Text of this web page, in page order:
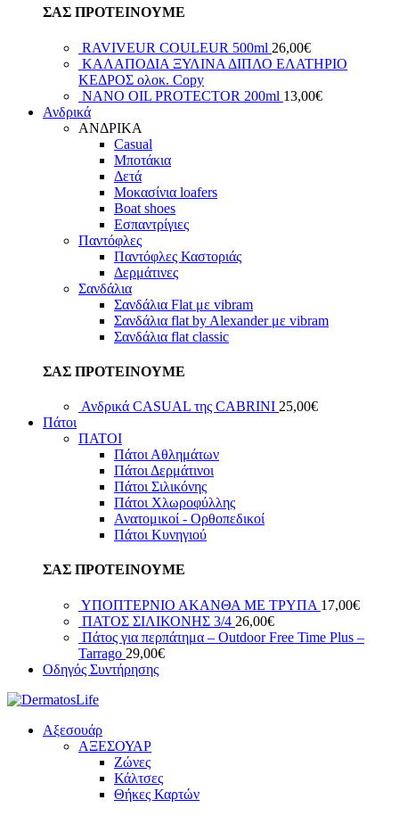
ΣΑΣ ΠΡΟΤΕΙΝΟΥΜΕ
RAVIVEUR COULEUR 500ml 26,00€
ΚΑΛΑΠΟΔΙΑ ΞΥΛΙΝΑ ΔΙΠΛΟ ΕΛΑΤΗΡΙΟ
ΚΕΔΡΟΣ ολοκ. Copy
NANO OIL PROTECTOR 200ml 13,00€
Ανδρικά
ΑΝΔΡΙΚΑ
Casual
Μποτάκια
Δετά
Μοκασίνια loafers
Boat shoes
Εσπαντρίγιες
Παντόφλες
Παντόφλες Καστοριάς
Δερμάτινες
Σανδάλια
Σανδάλια Flat με vibram
Σανδάλια flat by Alexander με vibram
Σανδάλια flat classic
ΣΑΣ ΠΡΟΤΕΙΝΟΥΜΕ
Ανδρικά CASUAL της CABRINI 25,00€
Πάτοι
ΠΑΤΟΙ
Πάτοι Αθλημάτων
Πάτοι Δερμάτινοι
Πάτοι Σιλικόνης
Πάτοι Χλωροφύλλης
Ανατομικοί - Ορθοπεδικοί
Πάτοι Κυνηγιού
ΣΑΣ ΠΡΟΤΕΙΝΟΥΜΕ
ΥΠΟΠΤΕΡΝΙΟ ΑΚΑΝΘΑ ΜΕ ΤΡΥΠΑ 17,00€
ΠΑΤΟΣ ΣΙΛΙΚΟΝΗΣ 3/4 26,00€
Πάτος για περπάτημα – Outdoor Free Time Plus –
Tarrago 29,00€
Οδηγός Συντήρησης
Αξεσουάρ
ΑΞΕΣΟΥΑΡ
Ζώνες
Κάλτσες
Θήκες Καρτών